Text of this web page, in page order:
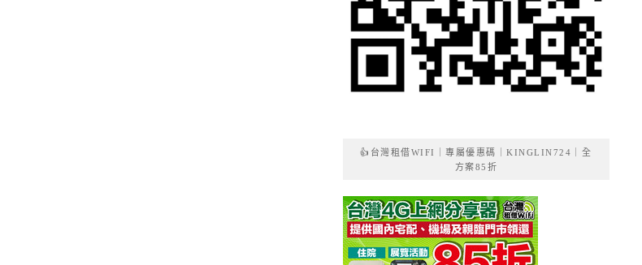
👍台灣租借WIFI｜專屬優惠碼｜KINGLIN724｜全
方案85折